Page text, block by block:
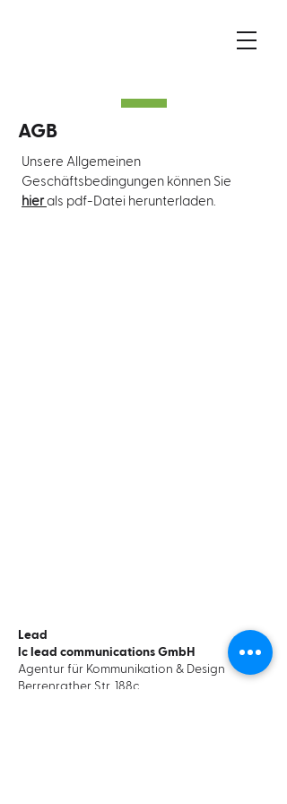
AGB
Unsere Allgemeinen
Geschäftsbedingungen können Sie
hierals pdf-Datei herunterladen.
Lead
lc lead communications GmbH
Agentur für Kommunikation & Design
Berrenrather Str. 188c